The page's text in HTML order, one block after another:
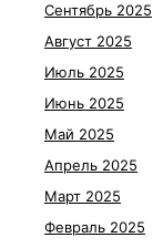
Сентябрь 2025
Август 2025
Июль 2025
Июнь 2025
Май 2025
Апрель 2025
Март 2025
Февраль 2025